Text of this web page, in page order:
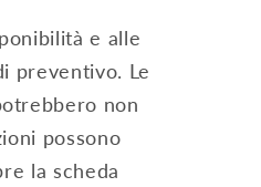
e alle
preventivo. Le
non
possono
la scheda